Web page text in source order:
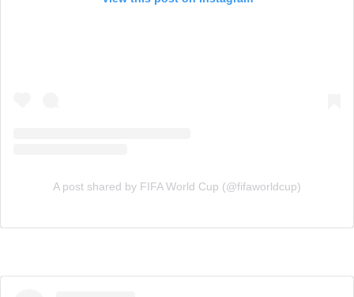
A post shared by FIFA World Cup (@fifaworldcup)